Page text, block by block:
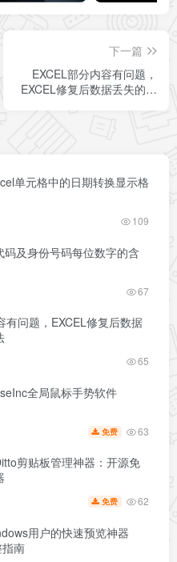
下一篇
EXCEL部分内容有问题，
EXCEL修复后数据丢失的处
单元格中的日期转换显示格
109
码及身份号码每位数字的含
67
有问题，EXCEL修复后数据
65
全局鼠标手势软件
免费 63
剪贴板管理神器：开源免
免费 62
用户的快速预览神器
南